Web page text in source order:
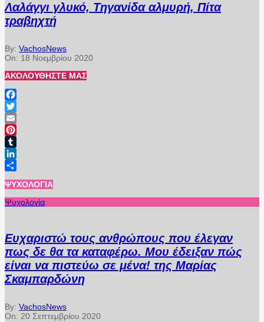
Λαλάγγι γλυκό, Τηγανίδα αλμυρή, Πίτα
τραβηχτή
By: VachosNews
On: 18 Νοεμβρίου 2020
ΑΚΟΛΟΥΘΉΣΤΕ ΜΑΣ
Facebook
Twitter
Email
Pinterest
Tumblr
LinkedIn
ΨΥΧΟΛΟΓΊΑ
Ψυχολογία
Ευχαριστώ τους ανθρώπους που έλεγαν
πως δε θα τα καταφέρω. Μου έδειξαν πώς
είναι να πιστεύω σε μένα! της Μαρίας
Σκαμπαρδώνη
By: VachosNews
On: 20 Σεπτεμβρίου 2020